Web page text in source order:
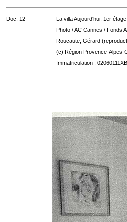
Doc. 12
La villa Aujourd'hui. 1er
Photo / AC Cannes / Fonds
Roucaute, Gérard
(c) Région Provence-Alpes-
Immatriculation :